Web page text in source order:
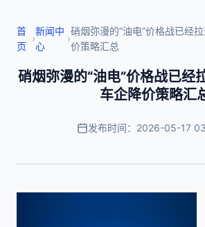
首
页
›
新闻中
心
›
硝烟弥漫的“油电”价格战已经
价策略汇总
硝烟弥漫的“油电”价格战已经
车企降价策略汇
发布时间：2026-05-17